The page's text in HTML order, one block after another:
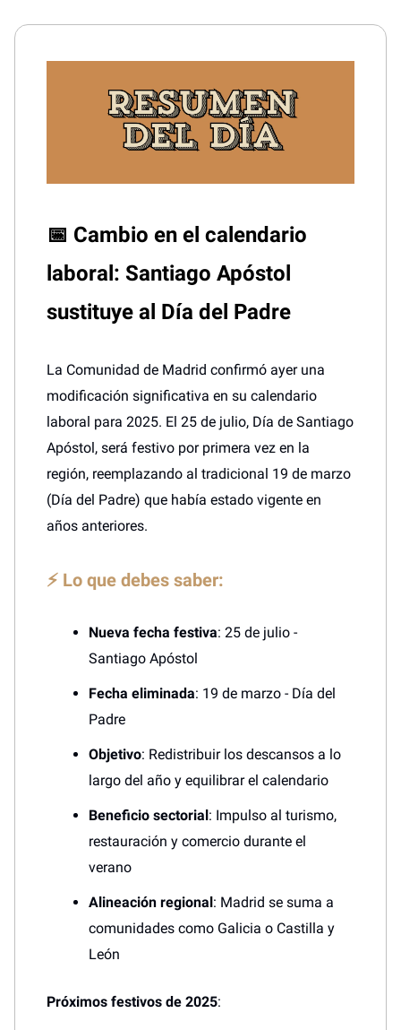
📅 Cambio en el calendario
laboral: Santiago Apóstol
sustituye al Día del Padre
La Comunidad de Madrid confirmó ayer una
modificación significativa en su calendario
laboral para 2025. El 25 de julio, Día de Santiago
Apóstol, será festivo por primera vez en la
región, reemplazando al tradicional 19 de marzo
(Día del Padre) que había estado vigente en
años anteriores.
⚡ Lo que debes saber:
Nueva fecha festiva: 25 de julio -
Santiago Apóstol
Fecha eliminada: 19 de marzo - Día del
Padre
Objetivo: Redistribuir los descansos a lo
largo del año y equilibrar el calendario
Beneficio sectorial : Impulso al turismo,
restauración y comercio durante el
verano
Alineación regional : Madrid se suma a
comunidades como Galicia o Castilla y
León
Próximos festivos de 2025: